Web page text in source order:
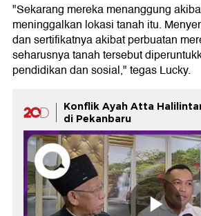
"Sekarang mereka menanggung
meninggalkan lokasi tanah itu.
dan sertifikatnya akibat perbuatan
seharusnya tanah tersebut
pendidikan dan sosial," tegas Lucky.
Konflik Ayah Atta
di Pekanbaru